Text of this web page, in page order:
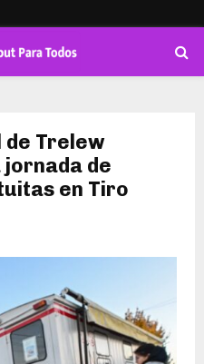
de Trelew
de
en Tiro